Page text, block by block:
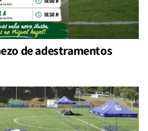
de adestramentos